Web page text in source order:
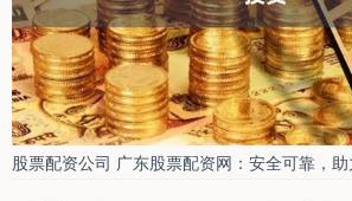
股票配资公司 广东股票配资网：安全可靠，